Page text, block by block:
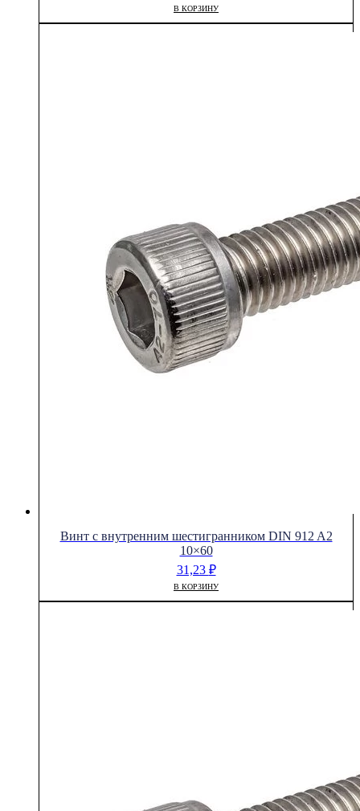
В КОРЗИНУ
Винт с внутренним шестигранником DIN 912 A2
10×60
31,23 ₽
В КОРЗИНУ